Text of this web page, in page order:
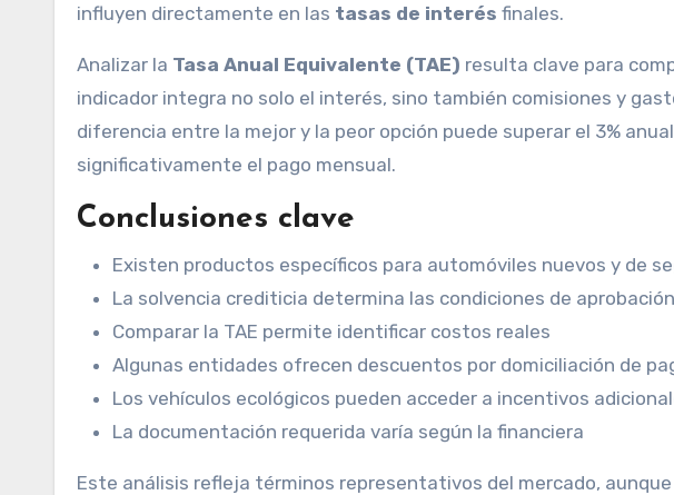
influyen directamente en las tasas de interés finales.
Analizar la Tasa Anual Equivalente (TAE) resulta clave para
indicador integra no solo el interés, sino también comisiones y
diferencia entre la mejor y la peor opción puede superar el 3%
significativamente el pago mensual.
Conclusiones clave
Existen productos específicos para automóviles nuevos y de
La solvencia crediticia determina las condiciones de aprobación
Comparar la TAE permite identificar costos reales
Algunas entidades ofrecen descuentos por domiciliación de
Los vehículos ecológicos pueden acceder a incentivos
La documentación requerida varía según la financiera
Este análisis refleja términos representativos del mercado,